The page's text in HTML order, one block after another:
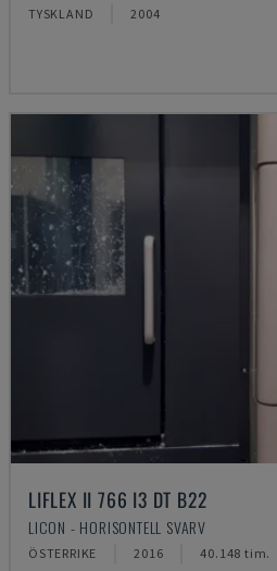
TYSKLAND 2004
LIFLEX II 766 I3 DT B22
LICON - HORISONTELL SVARV
ÖSTERRIKE 2016 40.148 tim.